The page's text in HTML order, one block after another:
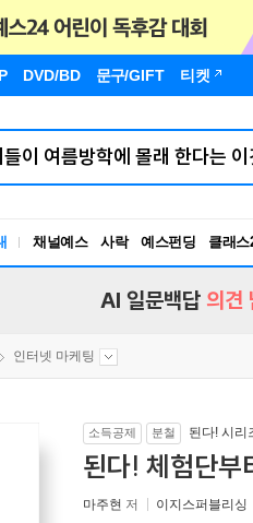
DVD/BD 문구/GIFT 티켓
채널예스 사락 예스펀딩 클래스
AI 일문백답 의견
인터넷 마케팅
소득공제 분철 된다! 시리
된다! 체험단부
마주현 저 이지스퍼블리싱